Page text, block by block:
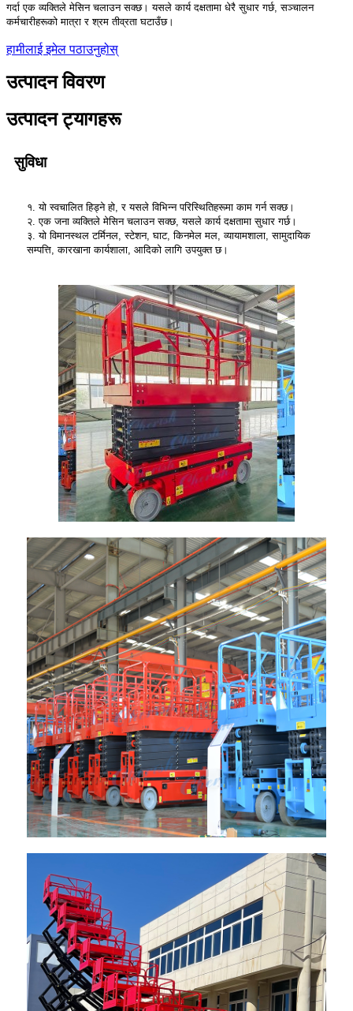
गर्दा एक व्यक्तिले मेसिन चलाउन सक्छ। यसले कार्य दक्षतामा धेरै सुधार गर्छ, सञ्चालन
कर्मचारीहरूको मात्रा र श्रम तीव्रता घटाउँछ।
हामीलाई इमेल पठाउनुहोस्
उत्पादन विवरण
उत्पादन ट्यागहरू
सुविधा
१. यो स्वचालित हिड्ने हो, र यसले विभिन्न परिस्थितिहरूमा काम गर्न सक्छ।
२. एक जना व्यक्तिले मेसिन चलाउन सक्छ, यसले कार्य दक्षतामा सुधार गर्छ।
३. यो विमानस्थल टर्मिनल, स्टेशन, घाट, किनमेल मल, व्यायामशाला, सामुदायिक
सम्पत्ति, कारखाना कार्यशाला, आदिको लागि उपयुक्त छ।